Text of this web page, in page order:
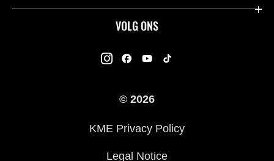
VOLG ONS
Dealers
K-Care Fabrieksgarantie
Gebruikershandleidingen
Kawasaki Road Assistance
Veelgestelde Vragen
© 2026
KME Privacy Policy
Legal Notice